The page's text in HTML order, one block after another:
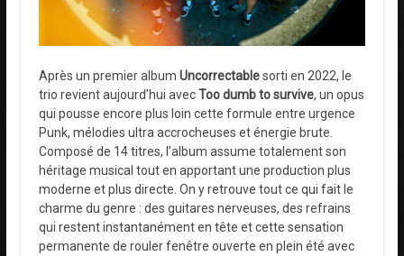
Après un premier album Uncorrectablesorti en 2022, le
trio revient aujourd’hui avecToo dumb to survive, un opus
qui pousse encore plus loin cette formule entre urgence
Punk, mélodies ultra accrocheuses et énergie brute.
Composé de 14 titres, l’album assume totalement son
héritage musical tout en apportant une production plus
moderne et plus directe. On y retrouve tout ce qui fait le
charme du genre : des guitares nerveuses, des refrains
qui restent instantanément en tête et cette sensation
permanente de rouler fenêtre ouverte en plein été avec